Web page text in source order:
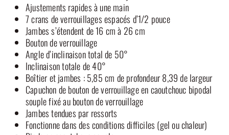
Ajustements rapides à une main
7 crans de verrouillages espacés d’1/2 pouce
Jambes s’étendent de 16 cm à 26 cm
Bouton de verrouillage
Angle d’inclinaison total de 50°
Inclinaison totale de 40°
Boîtier et jambes : 5,85 cm de profondeur 8,39 de largeur
Capuchon de bouton de verrouillage en caoutchouc bipodal
souple fixé au bouton de verrouillage
Jambes tendues par ressorts
Fonctionne dans des conditions difficiles (gel ou chaleur)